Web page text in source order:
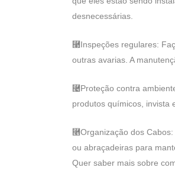
desnecessárias.
⿣Inspeções regulares:
outras avarias. A
⿤Proteção contra
produtos químicos, invista
⿥Organização dos
ou abraçadeiras para
Quer saber mais sobre